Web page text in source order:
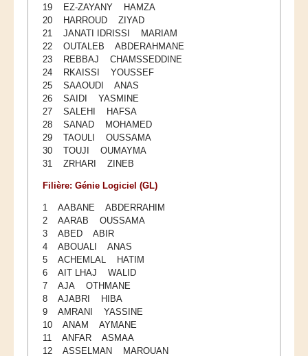
Smart Supply Chain & Logistics (2SCL)
Business Intelligence & Analytics (BI&A)
Cybersécurité, Cloud et Informatique Mobile (CSCC)
Data and Software Sciences (D2S)
Génie de la Data (GD)
Génie Logiciel (GL)
Ingénierie Digitale pour la Finance (IDF)
REGLEMENT DES ETUDES DE L’ENSIAS CYCLE
INGENIEUR
FORMATION CONTINUE
Académie CISCO
RECHERCHE
Centre de Recherche : Rabat Information Technology
Center
19 EZ-ZAYANY HAMZA
20 HARROUD ZIYAD
21 JANATI IDRISSI MARIAM
22 OUTALEB ABDERAHMANE
23 REBBAJ CHAMSSEDDINE
24 RKAISSI YOUSSEF
25 SAAOUDI ANAS
26 SAIDI YASMINE
27 SALEHI HAFSA
28 SANAD MOHAMED
29 TAOULI OUSSAMA
30 TOUJI OUMAYMA
31 ZRHARI ZINEB
Filière: Génie Logiciel (GL)
1 AABANE ABDERRAHIM
2 AARAB OUSSAMA
3 ABED ABIR
4 ABOUALI ANAS
5 ACHEMLAL HATIM
6 AIT LHAJ WALID
7 AJA OTHMANE
8 AJABRI HIBA
9 AMRANI YASSINE
10 ANAM AYMANE
11 ANFAR ASMAA
12 ASSELMAN MAROUAN